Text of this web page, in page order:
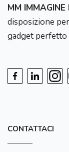
MM IMMAGINE
disposizione
gadget perfetto
CONTATTACI